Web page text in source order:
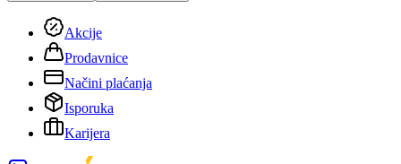
Akcije
Prodavnice
Načini plaćanja
Isporuka
Karijera